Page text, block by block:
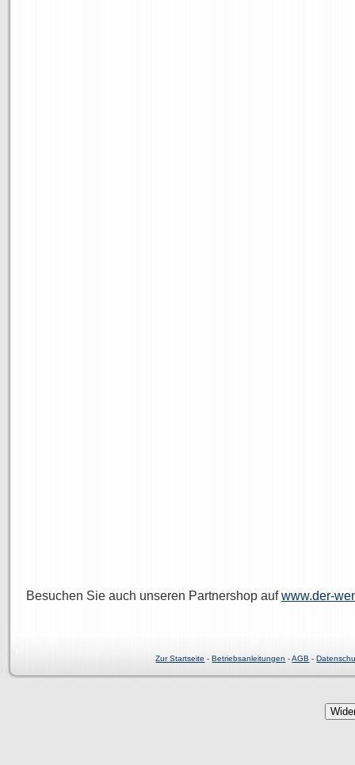
Besuchen Sie auch unseren Partnershop aufwww.der-
Zur Startseite -Betriebsanleitungen -AGB -